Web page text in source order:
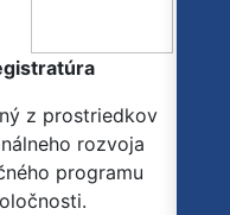
z prostriedkov
rozvoja
programu